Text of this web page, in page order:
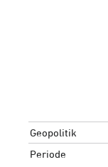
Geopolitik
Periode